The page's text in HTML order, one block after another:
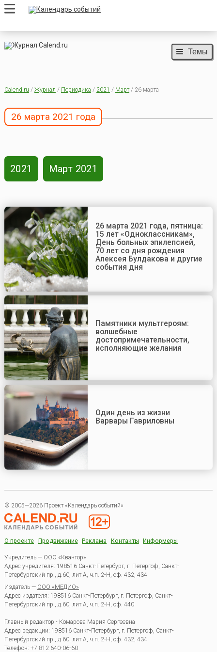
Темы
Calend.ru / Журнал / Периодика / 2021 / Март/ 26 марта
26 марта 2021 года
2021 Март 2021
26 марта 2021 года, пятница:
15 лет «Одноклассникам»,
День больных эпилепсией,
70 лет со дня рождения
Алексея Булдакова и другие
события дня
Памятники мультгероям:
волшебные
достопримечательности,
исполняющие желания
Один день из жизни
Варвары Гавриловны
© 2005—2026 Проект «Календарь событий»
О проекте Продвижение Реклама Контакты Информеры
Учредитель — ООО «Квантор»
Адрес учредителя: 198516 Санкт-Петербург, г. Петергоф, Санкт-
Петербургский пр., д.60, лит.А, ч.п. 2-Н, оф. 432, 434
Издатель — ООО «МЕДИО»
Адрес издателя: 198516 Санкт-Петербург, г. Петергоф, Санкт-
Петербургский пр., д.60, лит.А, ч.п. 2-Н, оф. 440
Главный редактор - Комарова Мария Сергеевна
Адрес редакции: 198516 Санкт-Петербург, г. Петергоф, Санкт-
Петербургский пр., д.60, лит.А, ч.п. 2-Н, оф. 432, 434
Телефон: +7 812 640-06-60